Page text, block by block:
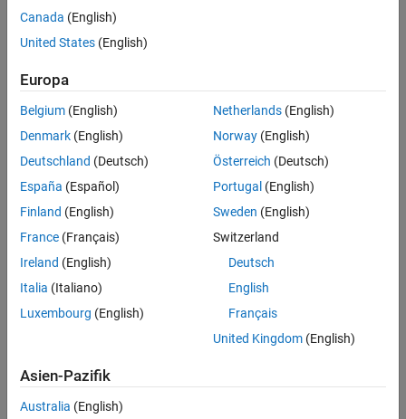
Related Resources
UP NEXT:
Video length is 2:46
What Is Optimization Toolbox?
RELATED VIDEOS:
Mathematical Models | Improving
Your Racecar Development,...
Model-Based Design for DO-178C
Canada (English)
United States (English)
Europa
Belgium (English)
Denmark (English)
Deutschland (Deutsch)
España (Español)
Finland (English)
France (Français)
Ireland (English)
Italia (Italiano)
Luxembourg (English)
Netherlands(English)
Norway(English)
Österreich (Deutsch)
Portugal (English)
Sweden (English)
Switzerland
Deutsch
English
Français
United Kingdom(English)
Asien-Pazifik
Australia (English)